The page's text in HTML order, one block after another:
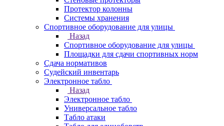
Протектор колонны
Системы хранения
Спортивное оборудование для улицы
Назад
Спортивное оборудование для улицы
Площадки для сдачи спортивных норм
Сдача нормативов
Судейский инвентарь
Электронное табло
Назад
Электронное табло
Универсальное табло
Табло атаки